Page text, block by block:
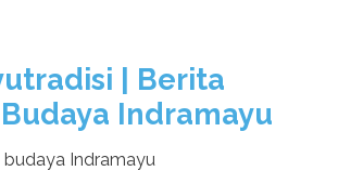
| Berita
Indramayu
budaya Indramayu